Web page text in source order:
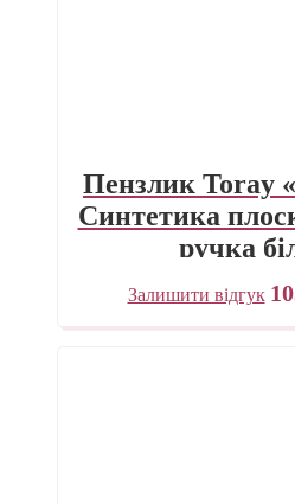
Пензлик Toray
Синтетика
ручка
Залишити відгук